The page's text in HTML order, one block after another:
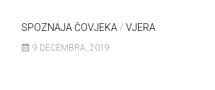
SPOZNAJA ČOVJEKA / VJERA
9 DECEMBRA, 2019